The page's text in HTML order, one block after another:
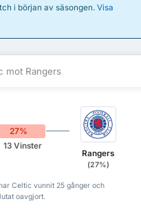
i början av säsongen. Visa
mot Rangers
27%
13 Vinster
Rangers
(27%)
Celtic vunnit 25 gånger och
oavgjort.